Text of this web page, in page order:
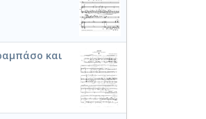
και